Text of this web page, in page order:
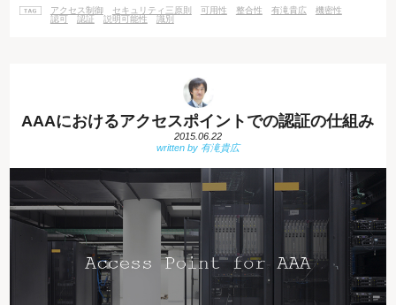
実行する）ができるか、許可・拒否を設定して管理する機能のことです。
アクセス制御の概要 アクセス制御では、以下を管理することになります。
アクセス制御 セキュリティ三原則 可用性 整合性 有滝貴広
機密性
認可
認証 説明可能性 識別
AAAにおけるアクセスポイントでの認証の仕組み
2015.06.22